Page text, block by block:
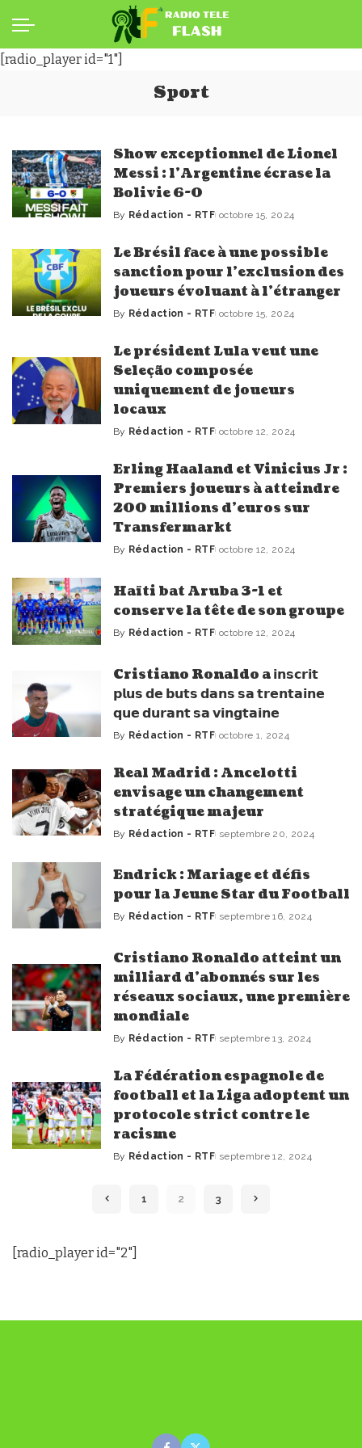
[radio_player id="1"]
Sport
Show exceptionnel de Lionel
Messi : l’Argentine écrase la
Bolivie 6-0
Posted
By Rédaction - RTF octobre 15, 2024
Le Brésil face à une possible
sanction pour l’exclusion des
joueurs évoluant à l’étranger
Posted
By Rédaction - RTF octobre 15, 2024
Le président Lula veut une
Seleção composée
uniquement de joueurs
locaux
Posted
By Rédaction - RTF octobre 12, 2024
Erling Haaland et Vinicius Jr :
Premiers joueurs à atteindre
200 millions d’euros sur
Transfermarkt
Posted
By Rédaction - RTF octobre 12, 2024
Haïti bat Aruba 3-1 et
conserve la tête de son groupe
Posted
By Rédaction - RTF octobre 12, 2024
Cristiano Ronaldo a 𝗶𝗻𝘀𝗰𝗿𝗶𝘁
𝗽𝗹𝘂𝘀 𝗱𝗲 𝗯𝘂𝘁𝘀 𝗱𝗮𝗻𝘀 𝘀𝗮 𝘁𝗿𝗲𝗻𝘁𝗮𝗶𝗻𝗲
𝗾𝘂𝗲 𝗱𝘂𝗿𝗮𝗻𝘁 𝘀𝗮 𝘃𝗶𝗻𝗴𝘁𝗮𝗶𝗻𝗲
Posted
By Rédaction - RTF octobre 1, 2024
Real Madrid : Ancelotti
envisage un changement
stratégique majeur
Posted
By Rédaction - RTF septembre 20, 2024
Endrick : Mariage et défis
pour la Jeune Star du Football
Posted
By Rédaction - RTF septembre 16, 2024
Cristiano Ronaldo atteint un
milliard d’abonnés sur les
réseaux sociaux, une première
mondiale
Posted
By Rédaction - RTF septembre 13, 2024
La Fédération espagnole de
football et la Liga adoptent un
protocole strict contre le
racisme
Posted
By Rédaction - RTF septembre 12, 2024
1 2 3
[radio_player id="2"]